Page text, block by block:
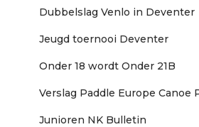
Dubbelslag Venlo in Deventer
Jeugd toernooi Deventer
Onder 18 wordt Onder 21B
Verslag Paddle Europe Canoe
Junioren NK Bulletin